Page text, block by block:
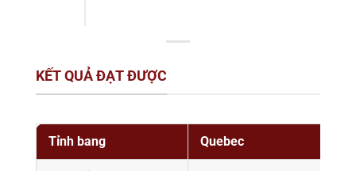
KẾT QUẢ ĐẠT ĐƯỢC
Tỉnh bang Quebec